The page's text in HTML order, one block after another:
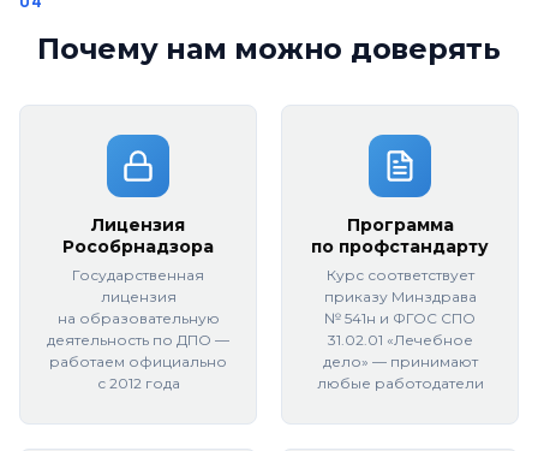
Почему нам можно доверять
Лицензия
Рособрнадзора
Государственная
лицензия
на образовательную
деятельность по ДПО —
работаем официально
с 2012 года
Программа
по профстандарту
Курс соответствует
приказу Минздрава
№ 541н и ФГОС СПО
31.02.01 «Лечебное
дело» — принимают
любые работодатели